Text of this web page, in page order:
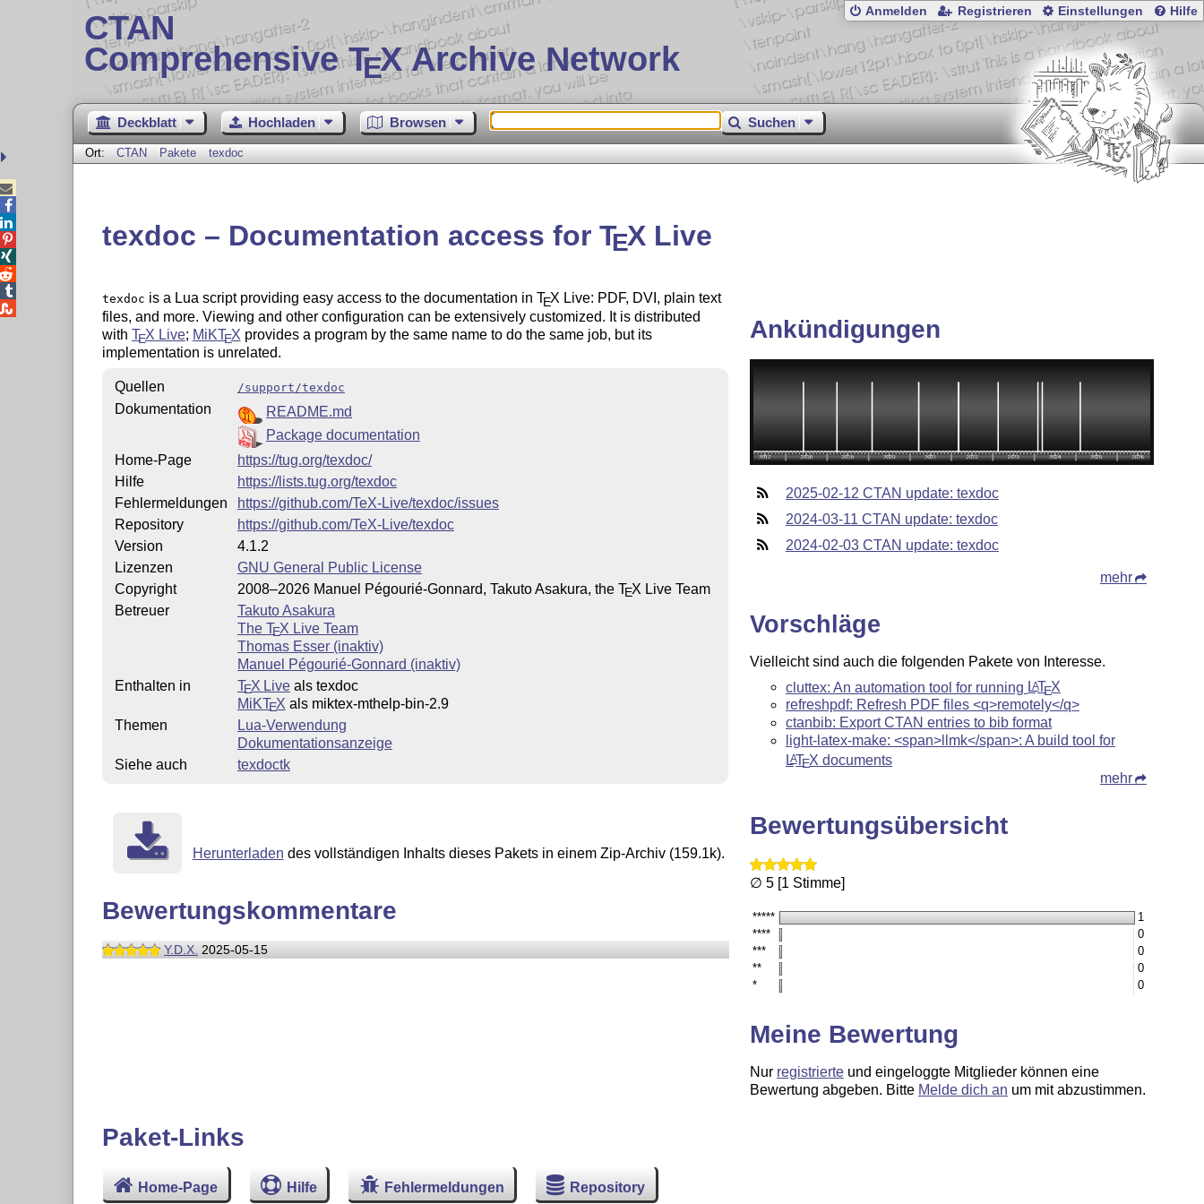
CTAN
Comprehensive TEX Archive Network
Anmelden Registrieren Einstellungen Hilfe
Deckblatt Hochladen Browsen Suchen
Ort: CTAN Pakete texdoc
texdoc – Documentation access for TEXLive
texdoc is a Lua script providing easy access to the documentation in TEX Live: PDF, DVI, plain text
files, and more. Viewing and other configuration can be extensively customized. It is distributed
with TEX Live; MiKTEX provides a program by the same name to do the same job, but its
implementation is unrelated.
Quellen /support/texdoc
Dokumentation
README.md
Package documentation
Home-Page
https://tug.org/texdoc/
Hilfe
https://lists.tug.org/texdoc
Fehlermeldungen
https://github.com/TeX-Live/texdoc/issues
Repository
https://github.com/TeX-Live/texdoc
Version
4.1.2
Lizenzen
GNU General Public License
Copyright
2008–2026 Manuel Pégourié-Gonnard, Takuto Asakura, the TEX Live Team
Betreuer
Takuto Asakura
The TEX Live Team
Thomas Esser (inaktiv)
Manuel Pégourié-Gonnard (inaktiv)
Enthalten in
TEX Liveals texdoc
MiKTEX als miktex-mthelp-bin-2.9
Themen
Lua-Verwendung
Dokumentationsanzeige
Siehe auch
texdoctk
Herunterladen des vollständigen Inhalts dieses Pakets in einem Zip-Archiv (159.1k).
Bewertungskommentare
Y.D.X. 2025-05-15
Ankündigungen
2025-02-12 CTAN update: texdoc
2024-03-11 CTAN update: texdoc
2024-02-03 CTAN update: texdoc
mehr
Vorschläge
Vielleicht sind auch die folgenden Pakete von Interesse.
cluttex: An automation tool for running LATEX
refreshpdf: Refresh PDF files <q>remotely</q>
ctanbib: Export CTAN entries to bib format
light-latex-make: <span>llmk</span>: A build tool for
LATEX documents
mehr
Bewertungsübersicht
∅ 5 [1 Stimme]
*****
1
****
0
***
0
**
0
*
0
Meine Bewertung
Nur registrierteund eingeloggte Mitglieder können eine
Bewertung abgeben. Bitte Melde dich an um mit abzustimmen.
Paket-Links
Home-Page Hilfe Fehlermeldungen Repository




